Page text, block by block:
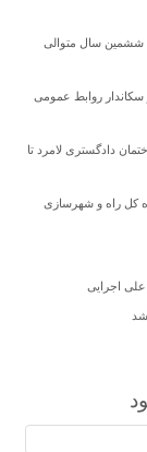
ششمین سال متوالی
سکاندار روابط عمومی
دادگستری لامرد تا
کل راه و شهرسازی
علی اجرایی